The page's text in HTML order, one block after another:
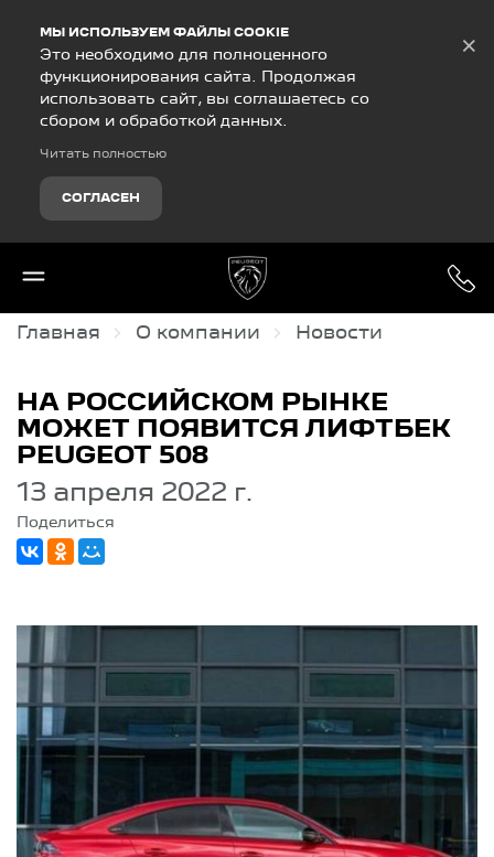
МЫ ИСПОЛЬЗУЕМ ФАЙЛЫ COOKIE
Это необходимо для полноценного
функционирования сайта. Продолжая
использовать сайт, вы соглашаетесь со
сбором и обработкой данных.
Читать полностью
СОГЛАСЕН
×
Главная О компании Новости
НА РОССИЙСКОМ РЫНКЕ
МОЖЕТ ПОЯВИТСЯ ЛИФТБЕК
PEUGEOT 508
13 апреля 2022 г.
Поделиться